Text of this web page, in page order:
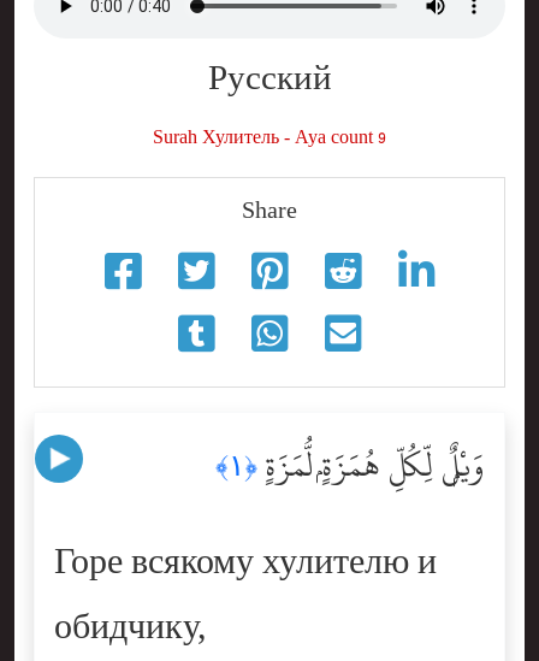
Русский
Surah Хулитель - Aya count 9
Share
وَيْلٌۭ لِّكُلِّ هُمَزَةٍۢ لُّمَزَةٍ ﴿١﴾
Горе всякому хулителю и
обидчику,